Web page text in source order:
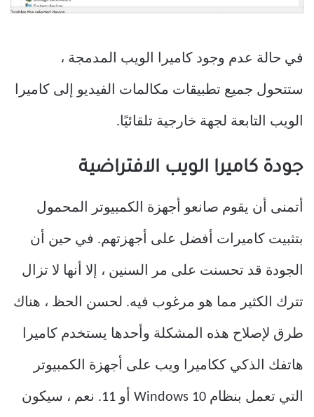
في حالة عدم وجود كاميرا الويب المدمجة ،
ستتحول جميع تطبيقات مكالمات الفيديو إلى كاميرا
الويب التابعة لجهة خارجية تلقائيًا.
جودة كاميرا الويب الافتراضية
أتمنى أن يقوم صانعو أجهزة الكمبيوتر المحمول
بتثبيت كاميرات أفضل على أجهزتهم. في حين أن
الجودة قد تحسنت على مر السنين ، إلا أنها لا تزال
تترك الكثير مما هو مرغوب فيه. لحسن الحظ ، هناك
طرق لإصلاح هذه المشكلة وأحدها يستخدم كاميرا
هاتفك الذكي ككاميرا ويب على أجهزة الكمبيوتر
التي تعمل بنظام Windows 10 أو 11. نعم ، سيكون